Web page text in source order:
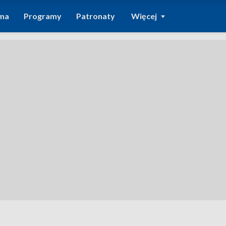
Programy Patronaty Więcej